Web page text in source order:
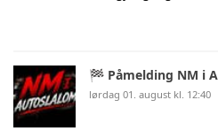
🏁 Påmelding NM i
lørdag 01. august kl. 12:40